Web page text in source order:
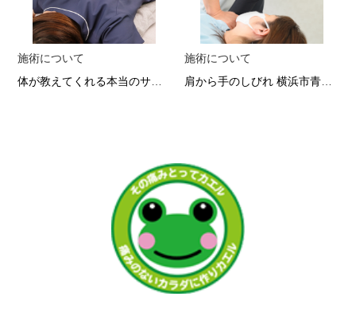
施術について
体が教えてくれる本当のサイン
施術について